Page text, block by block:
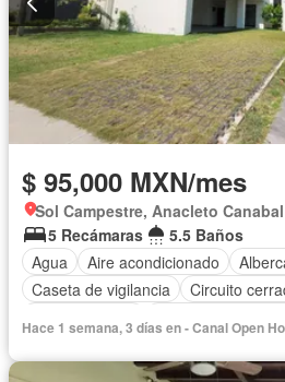
$ 95,000 MXN/mes
Sol Campestre, Anacleto
5 Recámaras
5.5 Baños
Agua
Aire acondicionado
Caseta de vigilancia
Circuito
Estacionamiento
Recámara con closet
Seguridad
Hace 1 semana, 3 días en - Canal Open